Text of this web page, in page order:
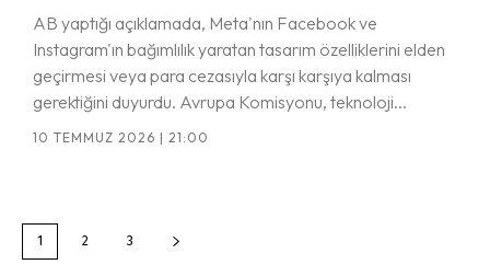
AB yaptığı açıklamada, Meta'nın Facebook ve
Instagram'ın bağımlılık yaratan tasarım özelliklerini elden
geçirmesi veya para cezasıyla karşı karşıya kalması
gerektiğini duyurdu. Avrupa Komisyonu, teknoloji...
10 TEMMUZ 2026 | 21:00
1 2 3